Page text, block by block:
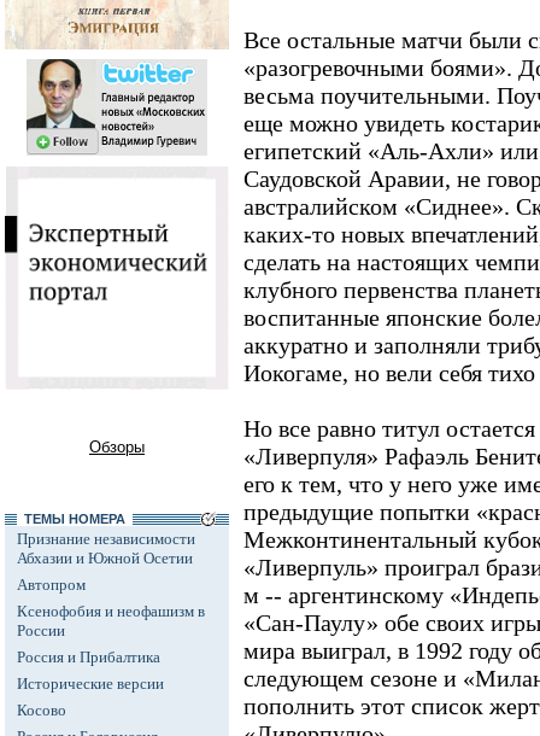
Обзоры
ТЕМЫ НОМЕРА
Признание независимости
Абхазии и Южной Осетии
Автопром
Ксенофобия и неофашизм в
России
Россия и Прибалтика
Исторические версии
Косово
Все остальные матчи были
«разогревочными боями».
весьма поучительными.
еще можно увидеть
египетский «Аль-Ахли»
Саудовской Аравии, не
австралийском «Сиднее».
каких-то новых
сделать на настоящих
клубного первенства
воспитанные японские
аккуратно и заполняли
Иокогаме, но вели себя
Но все равно титул
«Ливерпуля» Рафаэль
его к тем, что у него уже
предыдущие попытки
Межконтинентальный
«Ливерпуль» проиграл
м -- аргентинскому
«Сан-Паулу» обе своих
мира выиграл, в 1992 году
следующем сезоне и
пополнить этот список